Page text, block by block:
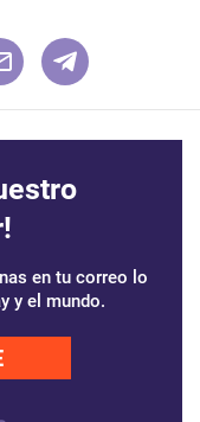
en tu correo lo
y el mundo.